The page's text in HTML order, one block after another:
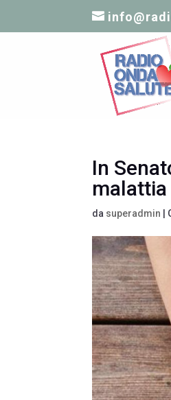
In
da superadmin